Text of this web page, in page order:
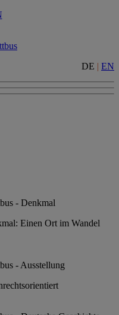
DE | EN
Einen Ort im Wandel